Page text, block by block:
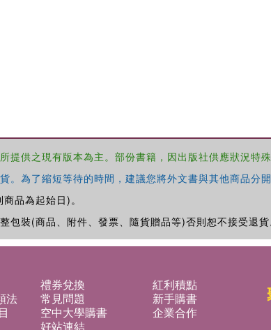
供之現有版本為主。部份書籍，因出版社供應狀況特
為了縮短等待的時間，建議您將外文書與其他商品分
商品為起始日)。
裝(商品、附件、發票、隨貨贈品等)否則恕不接受退貨
禮券兌換
紅利積點
法 常見問題
新手購書
空中大學購書
企業合作
好站連結